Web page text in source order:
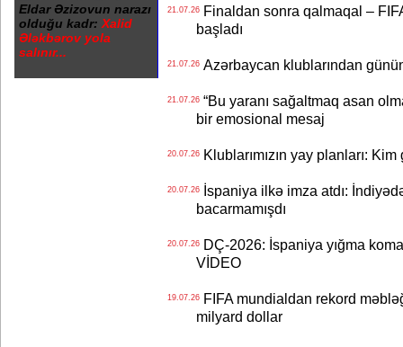
Eldar Əzizovun narazı
olduğu kadr: Xalid
Ələkbərov yola
salınır...
21.07.26Finaldan sonra qalmaqal –
başladı
21.07.26Azərbaycan klublarından
21.07.26“Bu yaranı sağaltmaq asan
bir emosional mesaj
20.07.26Klublarımızın yay planları:
20.07.26İspaniya ilkə imza atdı:
bacarmamışdı
20.07.26DÇ-2026: İspaniya yığma
VİDEO
19.07.26FIFA mundialdan rekord
milyard dollar